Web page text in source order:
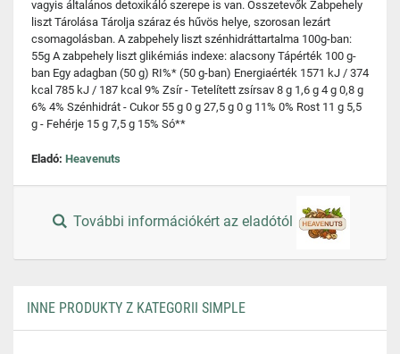
vagyis általános detoxikáló szerepe is van. Összetevők Zabpehely
liszt Tárolása Tárolja száraz és hűvös helye, szorosan lezárt
csomagolásban. A zabpehely liszt szénhidráttartalma 100g-ban:
55g A zabpehely liszt glikémiás indexe: alacsony Tápérték 100 g-
ban Egy adagban (50 g) RI%* (50 g-ban) Energiaérték 1571 kJ / 374
kcal 785 kJ / 187 kcal 9% Zsír - Tetelített zsírsav 8 g 1,6 g 4 g 0,8 g
6% 4% Szénhidrát - Cukor 55 g 0 g 27,5 g 0 g 11% 0% Rost 11 g 5,5
g - Fehérje 15 g 7,5 g 15% Só**
Eladó: Heavenuts
További információkért az eladótól
INNE PRODUKTY Z KATEGORII SIMPLE